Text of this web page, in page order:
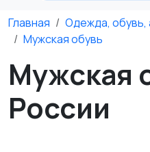
Главная
Одежда, обувь,
Мужская обувь
Мужская
России